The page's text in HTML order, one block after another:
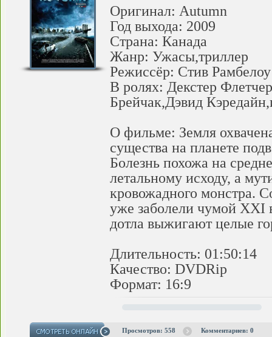
Оригинал: Autumn
Год выхода: 2009
Страна: Канада
Жанр: Ужасы,триллер
Режиссёр: Стив Рамбелоу
В ролях: Декстер
Брейчак,Дэвид
О фильме: Земля
существа на планете
Болезнь похожа на
летальному исходу, а
кровожадного монстра.
уже заболели чумой XXI
дотла выжигают целые
Длительность: 01:50:14
Качество: DVDRip
Формат: 16:9
Просмотров: 558 Комментариев: 0